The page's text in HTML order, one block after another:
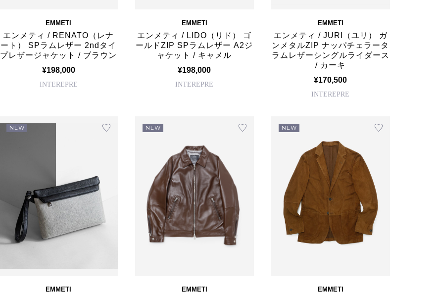
EMMETI
エンメティ / RENATO（レナ
ート） SPラムレザー 2ndタイ
プレザージャケット / ブラウン
¥198,000
INTEREPRE
EMMETI
エンメティ / LIDO（リド） ゴ
ールドZIP SPラムレザー A2ジ
ャケット / キャメル
¥198,000
INTEREPRE
EMMETI
エンメティ / JURI（ユリ） ガ
ンメタルZIP ナッパチェラータ
ラムレザーシングルライダース
/ カーキ
¥170,500
INTEREPRE
NEW
EMMETI
NEW
EMMETI
NEW
EMMETI